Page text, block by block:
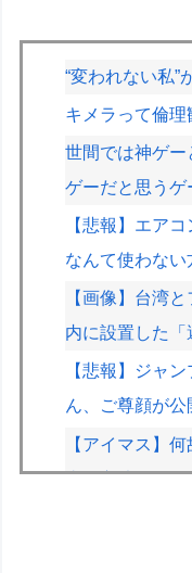
“変われない私”
キメラって倫理
世間では神ゲー
ゲーだと思うゲ
【悲報】エア
なんて使わない
【画像】台湾
内に設置した「
【悲報】ジャ
ん、ご尊顔が公
【アイマス】
直す方法